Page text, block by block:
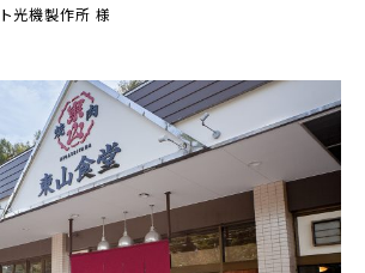
光機製作所 様